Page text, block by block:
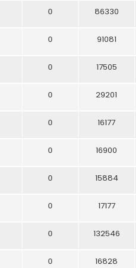
0 86330
0 91081
0 17505
0 29201
0 16177
0 16900
0 15884
0 17177
0 132546
0 16828